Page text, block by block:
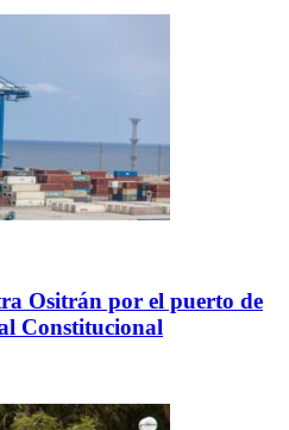
Ositrán por el puerto de
Constitucional